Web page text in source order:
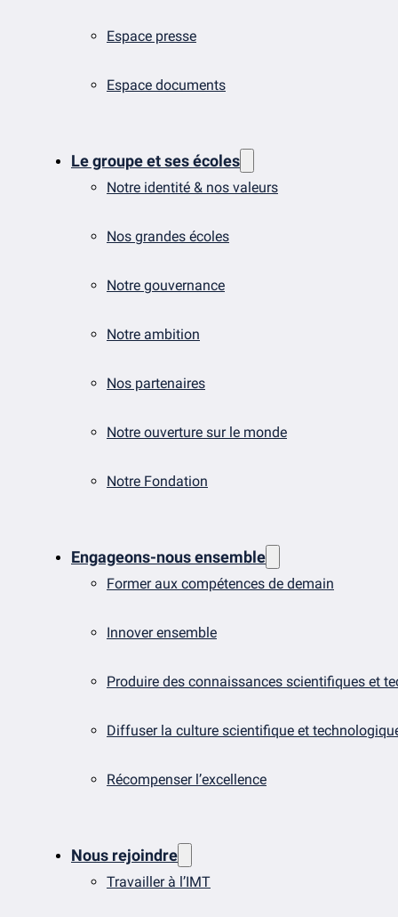
Espace presse
Espace documents
Le groupe et ses écoles
Notre identité & nos valeurs
Nos grandes écoles
Notre gouvernance
Notre ambition
Nos partenaires
Notre ouverture sur le monde
Notre Fondation
Engageons-nous ensemble
Former aux compétences de demain
Innover ensemble
Produire des connaissances scientifiques et
Diffuser la culture scientifique et
Récompenser l’excellence
Nous rejoindre
Travailler à l’IMT